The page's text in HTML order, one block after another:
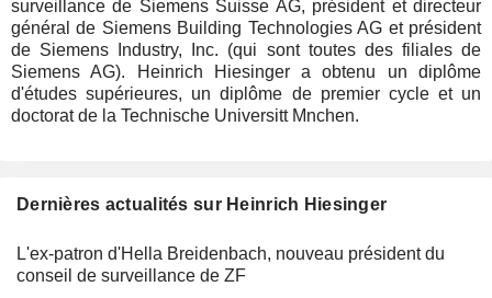
surveillance de Siemens Suisse AG, président et directeur
général de Siemens Building Technologies AG et président
de Siemens Industry, Inc. (qui sont toutes des filiales de
Siemens AG). Heinrich Hiesinger a obtenu un diplôme
d'études supérieures, un diplôme de premier cycle et un
doctorat de la Technische Universitt Mnchen.
Dernières actualités sur Heinrich Hiesinger
L'ex-patron d'Hella Breidenbach, nouveau président du
conseil de surveillance de ZF